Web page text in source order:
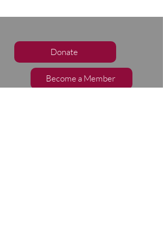
Donate
Become a Member